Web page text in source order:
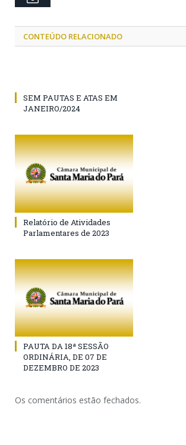
CONTEÚDO RELACIONADO
SEM PAUTAS E ATAS EM
JANEIRO/2024
Relatório de Atividades
Parlamentares de 2023
PAUTA DA 18ª SESSÃO
ORDINÁRIA, DE 07 DE
DEZEMBRO DE 2023
Os comentários estão fechados.